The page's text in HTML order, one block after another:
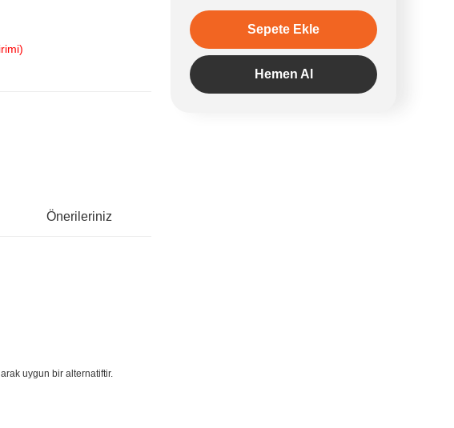
Önerileriniz
uygun bir alternatiftir.
Sepete Ekle
Hemen Al